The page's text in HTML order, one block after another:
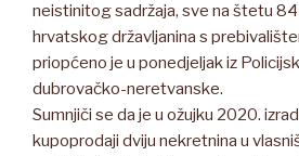
neistinitog sadržaja, sve na štetu
hrvatskog državljanina s
priopćeno je u ponedjeljak iz
dubrovačko-neretvanske.
Sumnjiči se da je u ožujku 2020.
kupoprodaji dviju nekretnina u